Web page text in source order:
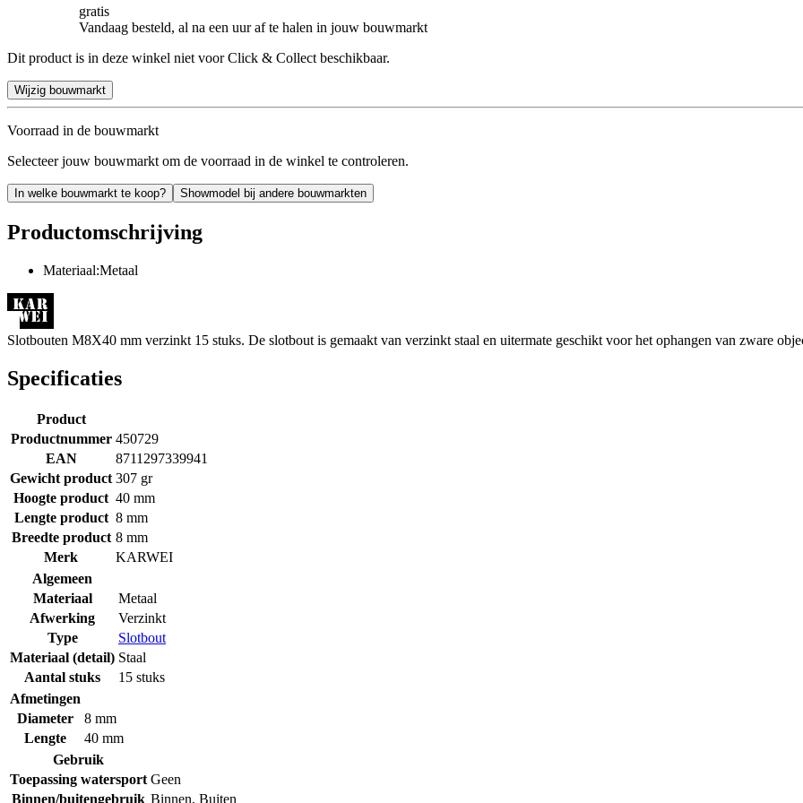
gratis
Vandaag besteld, al na een uur af te halen in jouw bouwmarkt
Dit product is in deze winkel niet voor Click & Collect beschikbaar.
Wijzig bouwmarkt
Voorraad in de bouwmarkt
Selecteer jouw bouwmarkt om de voorraad in de winkel te controleren.
In welke bouwmarkt te koop? Showmodel bij andere bouwmarkten
Productomschrijving
Materiaal:Metaal
Slotbouten M8X40 mm verzinkt 15 stuks. De slotbout is gemaakt van verzinkt staal en uitermate geschikt voor het ophangen van zware
Specificaties
Product
Productnummer 450729
EAN
8711297339941
Gewicht product 307 gr
Hoogte product 40 mm
Lengte product 8 mm
Breedte product 8 mm
Merk
KARWEI
Algemeen
Materiaal
Metaal
Afwerking
Verzinkt
Type
Slotbout
Materiaal (detail) Staal
Aantal stuks
15 stuks
Afmetingen
Diameter
8 mm
Lengte
40 mm
Gebruik
Toepassing watersport Geen
Binnen/buitengebruik Binnen, Buiten